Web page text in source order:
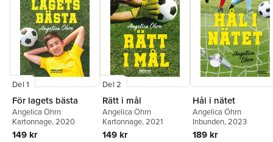
Del 1
För lagets bästa
Angelica Öhrn
Kartonnage, 2020
149 kr
Del 2
Rätt i mål
Angelica Öhrn
Kartonnage, 2021
149 kr
Hål i nätet
Angelica Öhrn
Inbunden, 2023
189 kr